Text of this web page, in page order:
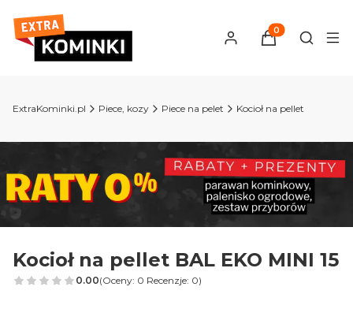
Produkty w
Otwórz
ExtraKominki.pl Piece, kozy Piece na pelet Kocioł na pellet
Kocioł na pellet BAL EKO MINI 15
0.00(Oceny: 0 Recenzje: 0)